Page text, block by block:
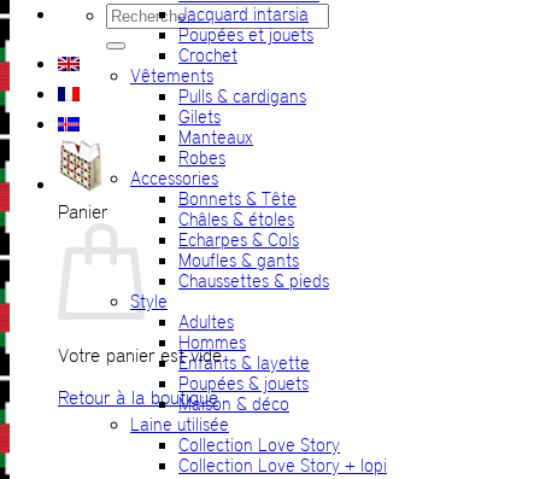
Recherche
pour :
Panier
Votre panier est vide.
Retour à la boutique
Jacquard intarsia
Poupées et jouets
Crochet
Vêtements
Pulls & cardigans
Gilets
Manteaux
Robes
Accessories
Bonnets & Tête
Châles & étoles
Echarpes & Cols
Moufles & gants
Chaussettes & pieds
Style
Adultes
Hommes
Enfants & layette
Poupées & jouets
Maison & déco
Laine utilisée
Collection Love Story
Collection Love Story + lopi